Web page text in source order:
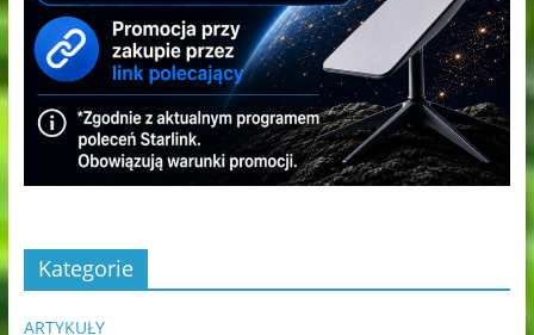
Kategorie
ARTYKUŁY